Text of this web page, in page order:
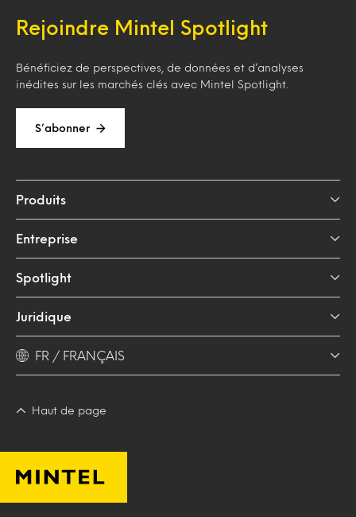
Rejoindre Mintel Spotlight
Bénéficiez de perspectives, de données et d’analyses
inédites sur les marchés clés avec Mintel Spotlight.
S’abonner
Produits
Entreprise
Spotlight
Juridique
FR / FRANÇAIS
Haut de page